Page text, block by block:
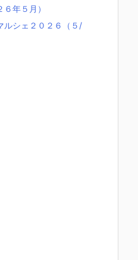
年５月）
シェ２０２６（５/